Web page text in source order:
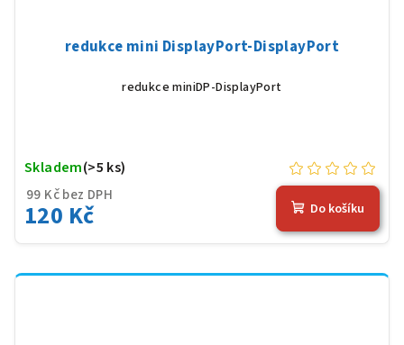
redukce mini DisplayPort-DisplayPort
redukce miniDP-DisplayPort
99 Kč bez DPH
120 Kč
Skladem(>5 ks)
Do košíku